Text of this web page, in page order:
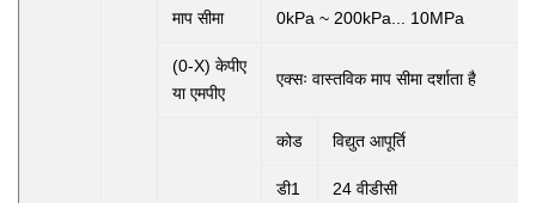
माप सीमा 0kPa ~ 200kPa... 10MPa
(0-X) केपीए
या एमपीए
एक्सः वास्तविक माप सीमा दर्शाता है
कोड विद्युत आपूर्ति
डी1 24 वीडीसी